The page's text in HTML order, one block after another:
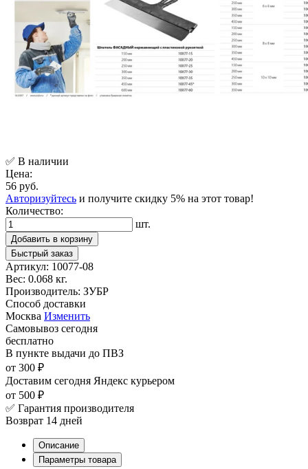
✅ В наличии
Цена:
56 руб.
Авторизуйтесь и получите скидку 5% на этот товар!
Количество:
шт.
Добавить в корзину
Быстрый заказ
Артикул: 10077-08
Вес: 0.068 кг.
Производитель: ЗУБР
Способ доставки
Москва Изменить
Самовывоз сегодня
бесплатно
В пункте выдачи до ПВЗ
от 300 ₽
Доставим сегодня Яндекс курьером
от 500 ₽
✅ Гарантия производителя
Возврат 14 дней
Описание
Параметры товара